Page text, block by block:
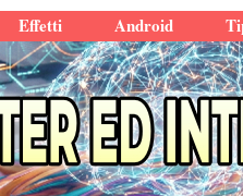
Effetti Android